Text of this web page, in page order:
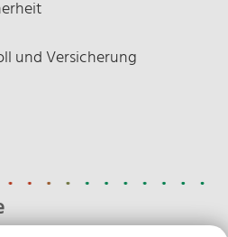
und Versicherung